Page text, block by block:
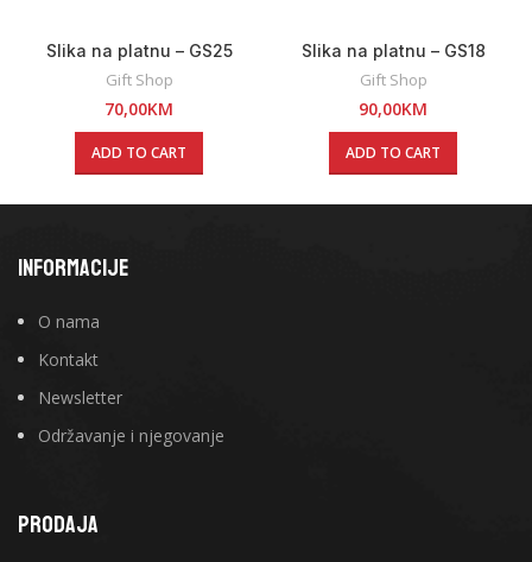
Slika na platnu – GS25
Gift Shop
70,00KM
ADD TO CART
Slika na platnu – GS18
Gift Shop
90,00KM
ADD TO CART
INFORMACIJE
O nama
Kontakt
Newsletter
Održavanje i njegovanje
PRODAJA